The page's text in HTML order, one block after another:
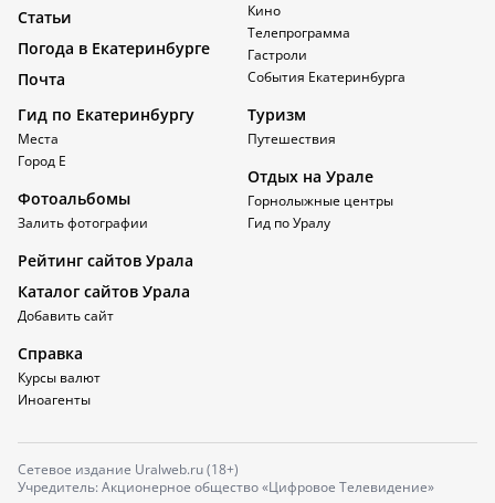
Статьи
Погода в Екатеринбурге
Почта
Кино
Телепрограмма
Гастроли
События Екатеринбурга
Гид по Екатеринбургу
Места
Город Е
Фотоальбомы
Залить фотографии
Туризм
Путешествия
Отдых на Урале
Горнолыжные центры
Гид по Уралу
Рейтинг сайтов Урала
Каталог сайтов Урала
Добавить сайт
Справка
Курсы валют
Иноагенты
Сетевое издание Uralweb.ru (18+)
Учредитель: Акционерное общество «Цифровое Телевидение»